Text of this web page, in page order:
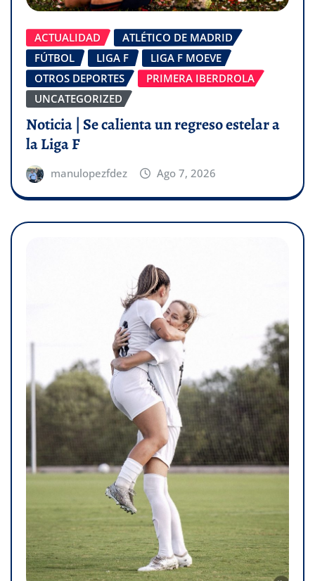
ACTUALIDAD
ATLÉTICO DE MADRID
FÚTBOL
LIGA F
LIGA F MOEVE
OTROS DEPORTES
PRIMERA IBERDROLA
UNCATEGORIZED
Noticia | Se calienta un regreso estelar a
la Liga F
manulopezfdez Ago 7, 2026